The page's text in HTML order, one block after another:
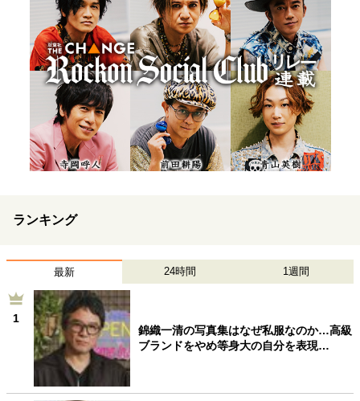
ランキング
最新 24時間 1週間
1
錦織一清の写真集はなぜ私服なのか…高級
ブランドをやめ等身大の自分を表現…